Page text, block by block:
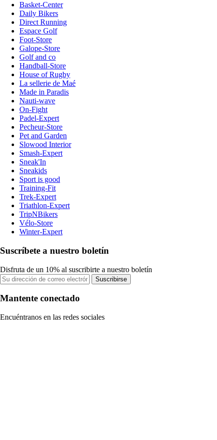
Basket-Center
Daily Bikers
Direct Running
Espace Golf
Foot-Store
Galope-Store
Golf and co
Handball-Store
House of Rugby
La sellerie de Maé
Made in Paradis
Nauti-wave
On-Fight
Padel-Expert
Pecheur-Store
Pet and Garden
Slowood Interior
Smash-Expert
Sneak'In
Sneakids
Sport is good
Training-Fit
Trek-Expert
Triathlon-Expert
TripNBikers
Vélo-Store
Winter-Expert
Suscríbete a nuestro boletín
Disfruta de un 10% al suscribirte a nuestro boletín
Suscribirse
Mantente conectado
Encuéntranos en las redes sociales